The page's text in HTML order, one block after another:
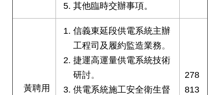
其他臨時交辦事項。
黃聘用
信義東延段供電系統主辦
工程司及履約監造業務。
捷運高運量供電系統技術
研討。
供電系統施工安全衛生督
278
813